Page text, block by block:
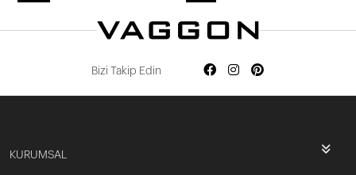
Bizi Takip Edin
KURUMSAL